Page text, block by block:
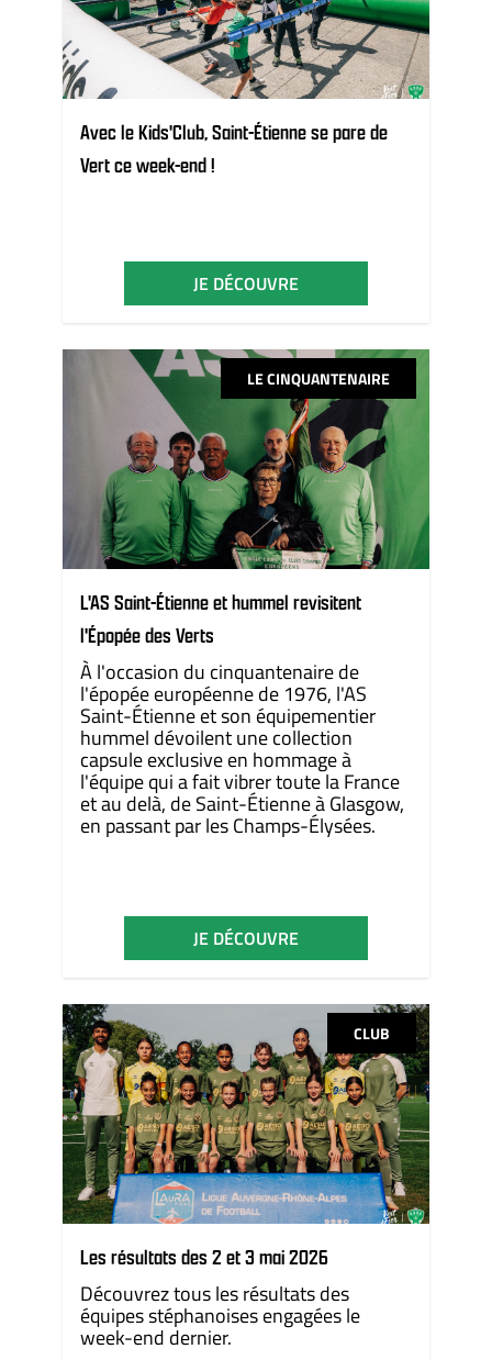
Avec le Kids'Club, Saint-Étienne se pare de
Vert ce week-end !
JE DÉCOUVRE
LE CINQUANTENAIRE
L'AS Saint-Étienne et hummel revisitent
l'Épopée des Verts
À l'occasion du cinquantenaire de
l'épopée européenne de 1976, l'AS
Saint-Étienne et son équipementier
hummel dévoilent une collection
capsule exclusive en hommage à
l'équipe qui a fait vibrer toute la France
et au delà, de Saint-Étienne à Glasgow,
en passant par les Champs-Élysées.
JE DÉCOUVRE
CLUB
Les résultats des 2 et 3 mai 2026
Découvrez tous les résultats des
équipes stéphanoises engagées le
week-end dernier.